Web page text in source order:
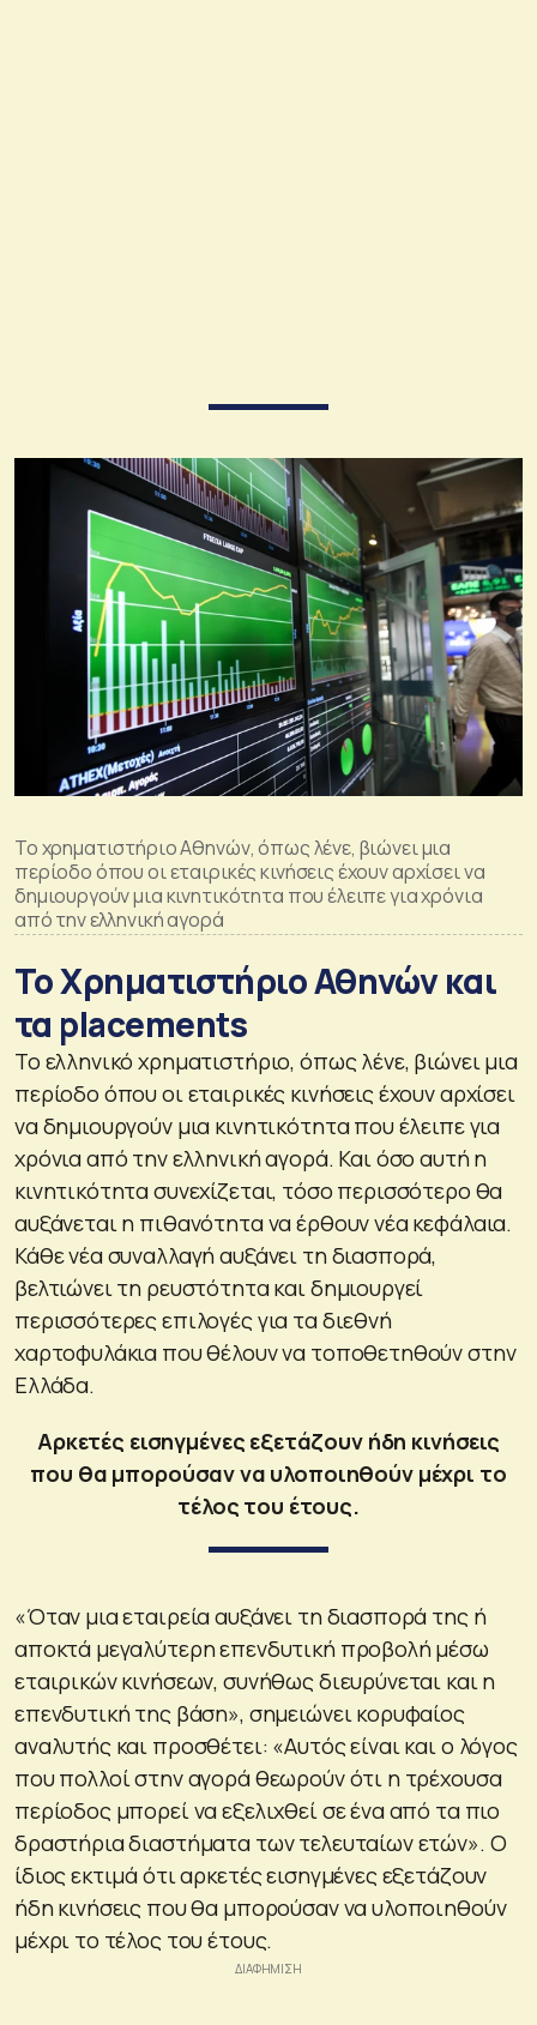
Το χρηματιστήριο Αθηνών, όπως λένε, βιώνει μια
περίοδο όπου οι εταιρικές κινήσεις έχουν αρχίσει να
δημιουργούν μια κινητικότητα που έλειπε για χρόνια
από την ελληνική αγορά
Το Χρηματιστήριο Αθηνών και
τα placements
Το ελληνικό χρηματιστήριο, όπως λένε, βιώνει μια
περίοδο όπου οι εταιρικές κινήσεις έχουν αρχίσει
να δημιουργούν μια κινητικότητα που έλειπε για
χρόνια από την ελληνική αγορά. Και όσο αυτή η
κινητικότητα συνεχίζεται, τόσο περισσότερο θα
αυξάνεται η πιθανότητα να έρθουν νέα κεφάλαια.
Κάθε νέα συναλλαγή αυξάνει τη διασπορά,
βελτιώνει τη ρευστότητα και δημιουργεί
περισσότερες επιλογές για τα διεθνή
χαρτοφυλάκια που θέλουν να τοποθετηθούν στην
Ελλάδα.
Αρκετές εισηγμένες εξετάζουν ήδη κινήσεις
που θα μπορούσαν να υλοποιηθούν μέχρι το
τέλος του έτους.
«Όταν μια εταιρεία αυξάνει τη διασπορά της ή
αποκτά μεγαλύτερη επενδυτική προβολή μέσω
εταιρικών κινήσεων, συνήθως διευρύνεται και η
επενδυτική της βάση», σημειώνει κορυφαίος
αναλυτής και προσθέτει: «Αυτός είναι και ο λόγος
που πολλοί στην αγορά θεωρούν ότι η τρέχουσα
περίοδος μπορεί να εξελιχθεί σε ένα από τα πιο
δραστήρια διαστήματα των τελευταίων ετών». Ο
ίδιος εκτιμά ότι αρκετές εισηγμένες εξετάζουν
ήδη κινήσεις που θα μπορούσαν να υλοποιηθούν
μέχρι το τέλος του έτους.